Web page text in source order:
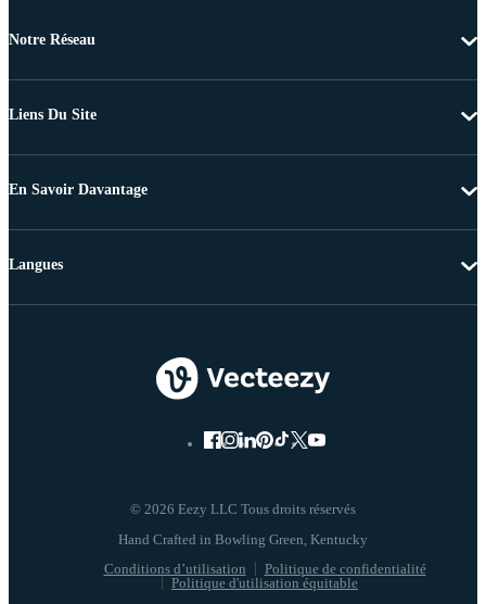
Notre Réseau
Liens Du Site
En Savoir Davantage
© 2026 Eezy LLC Tous droits réservés
Conditions d’utilisation
Politique de confidentialité
Politique d'utilisation équitable
Langues